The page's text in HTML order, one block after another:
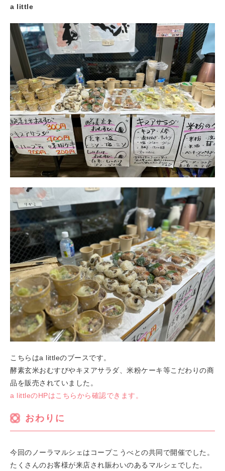
a little
こちらはa littleのブースです。
酵素玄米おむすびやキヌアサラダ、米粉ケーキ等こだわりの商
品を販売されていました。
a littleのHPはこちらから確認できます。
おわりに
今回のノーラマルシェはコープこうべとの共同で開催でした。
たくさんのお客様が来店され賑わいのあるマルシェでした。